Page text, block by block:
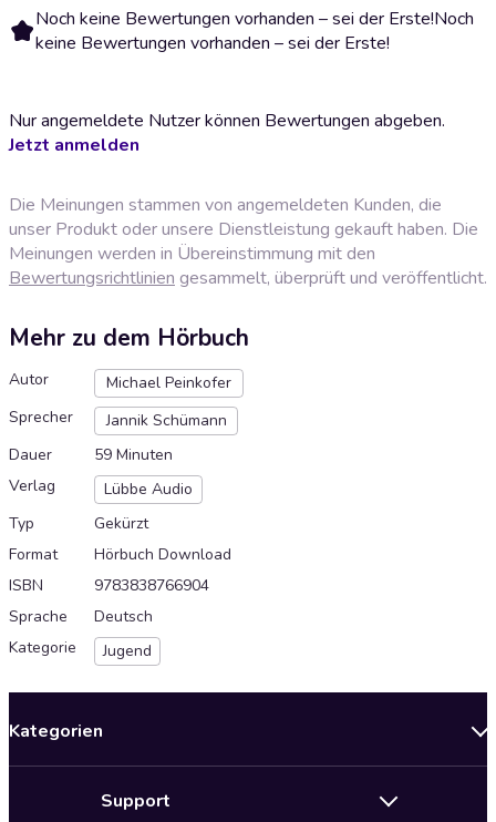
Noch keine Bewertungen vorhanden – sei der Erste!Noch
keine Bewertungen vorhanden – sei der Erste!
Nur angemeldete Nutzer können Bewertungen abgeben.
Jetzt anmelden
Die Meinungen stammen von angemeldeten Kunden, die
unser Produkt oder unsere Dienstleistung gekauft haben. Die
Meinungen werden in Übereinstimmung mit den
Bewertungsrichtlinien gesammelt, überprüft und veröffentlicht.
Mehr zu dem Hörbuch
Autor
Michael Peinkofer
Sprecher
Jannik Schümann
Dauer
59 Minuten
Verlag
Lübbe Audio
Typ
Gekürzt
Format
Hörbuch Download
ISBN
9783838766904
Sprache
Deutsch
Kategorie
Jugend
Kategorien
Support